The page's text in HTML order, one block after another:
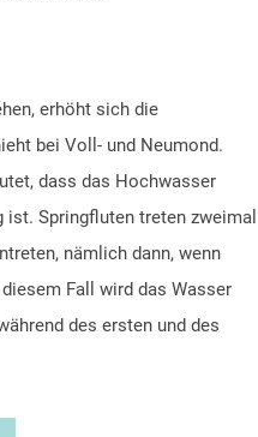
erhöht sich die
bei Voll- und Neumond.
dass das Hochwasser
Springfluten treten zweimal
nämlich dann, wenn
Fall wird das Wasser
des ersten und des